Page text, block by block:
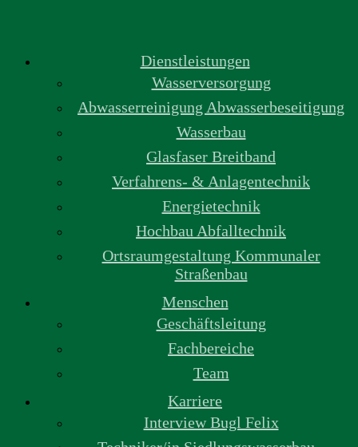
Dienstleistungen
Wasserversorgung
Abwasserreinigung Abwasserbeseitigung
Wasserbau
Glasfaser Breitband
Verfahrens- & Anlagentechnik
Energietechnik
Hochbau Abfalltechnik
Ortsraumgestaltung Kommunaler
Straßenbau
Menschen
Geschäftsleitung
Fachbereiche
Team
Karriere
Interview Bugl Felix